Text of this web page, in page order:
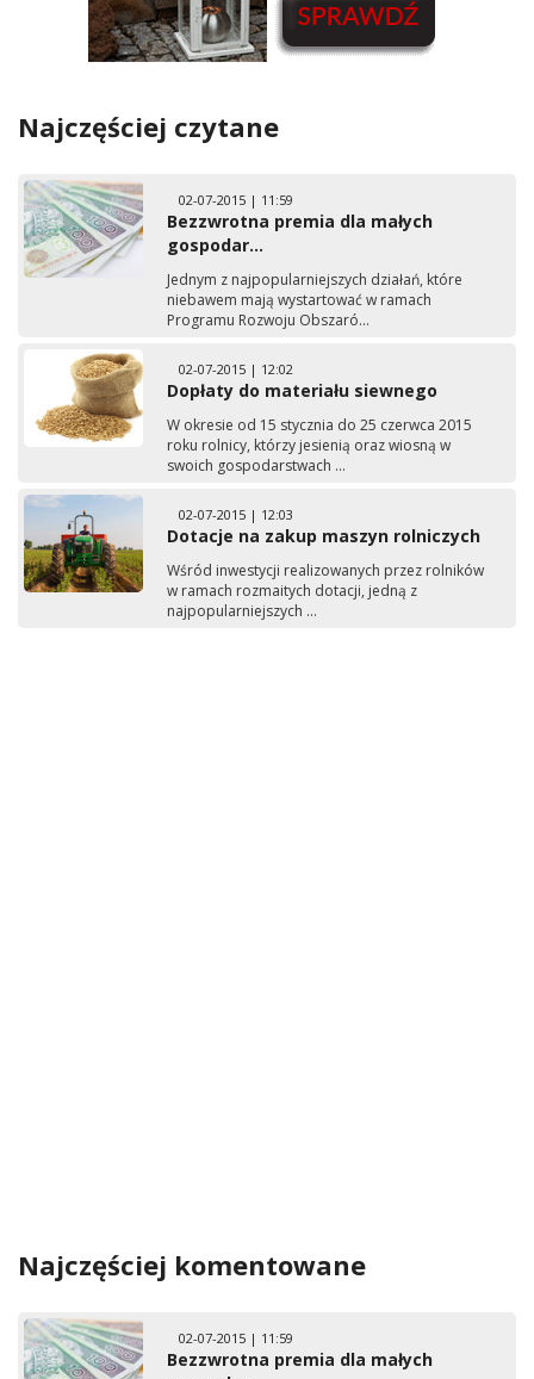
Najczęściej czytane
02-07-2015 | 11:59
Bezzwrotna premia dla małych
gospodar...
Jednym z najpopularniejszych działań, które
niebawem mają wystartować w ramach
Programu Rozwoju Obszaró...
02-07-2015 | 12:02
Dopłaty do materiału siewnego
W okresie od 15 stycznia do 25 czerwca 2015
roku rolnicy, którzy jesienią oraz wiosną w
swoich gospodarstwach ...
02-07-2015 | 12:03
Dotacje na zakup maszyn rolniczych
Wśród inwestycji realizowanych przez rolników
w ramach rozmaitych dotacji, jedną z
najpopularniejszych ...
Najczęściej komentowane
02-07-2015 | 11:59
Bezzwrotna premia dla małych